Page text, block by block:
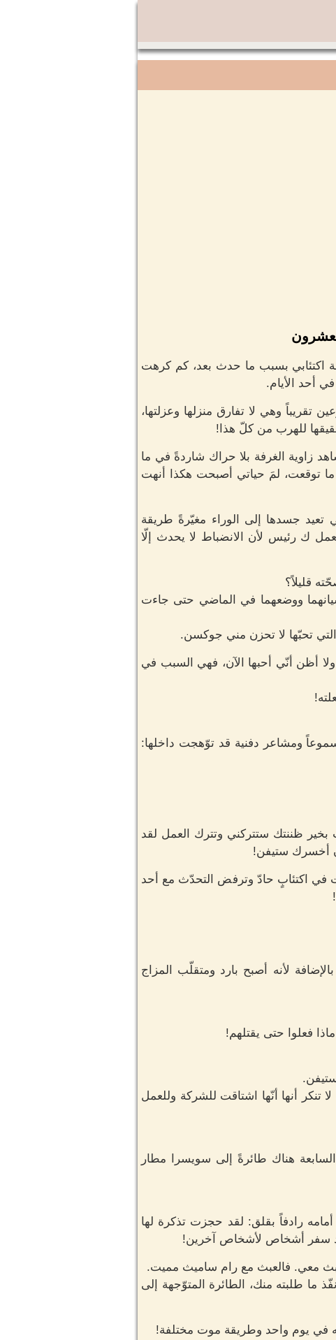
اكتئابي بسبب ما حدث بعد، كم كرهت
أحد الأيام.
وهي لا تفارق منزلها وعزلتها،
للهرب من كلّ هذا!
زاوية الغرفة بلا حراك شاردةً في ما
ما توقعت، لمَ حياتي أصبحت هكذا أنهت
تعيد جسدها إلى الوراء مغيّرةً طريقة
ك رئيس لأن الانضباط لا يحدث إلّا
قليلاً؟
ووضعهما في الماضي حتى جاءت
تحبّها لا تحزن مني جوكسن.
ولا أظن أنّي أحبها الآن، فهي السبب في
ومشاعر دفنية قد توّهجت داخلها:
بخير ظننتك ستتركني وتترك العمل لقد
أخسرك ستيفن!
في اكتئابٍ حادّ وترفض التحدّث مع أحد
لأنه أصبح بارد ومتقلّب المزاج
فعلوا حتى يقتلهم!
أنها أنّها اشتاقت للشركة وللعمل
هناك طائرةً إلى سويسرا مطار
رادفاً بقلق: لقد حجزت تذكرة لها
سفر أشخاص لأشخاص آخرين!
العبث معي. فالعبث مع رام ساميث مميت.
ما طلبته منك، الطائرة المتوّجهة إلى
في يوم واحد وطريقة موت مختلفة!